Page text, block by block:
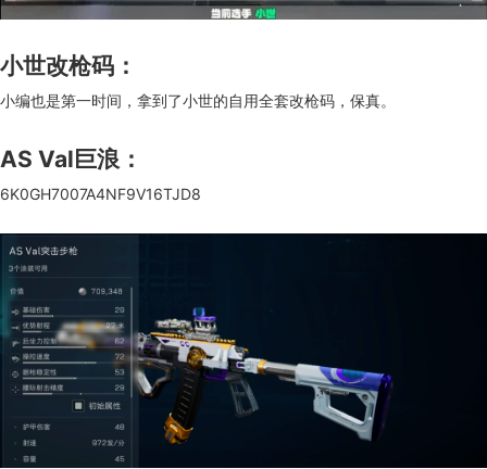
小世改枪码：
小编也是第一时间，拿到了小世的自用全套改枪码，保真。
AS Val巨浪：
6K0GH7007A4NF9V16TJD8